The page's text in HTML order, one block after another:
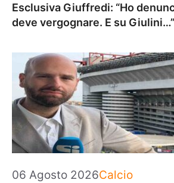
Esclusiva Giuffredi: “Ho
deve vergognare. E su Giulini…”
06 Agosto 2026Categorie
Calcio